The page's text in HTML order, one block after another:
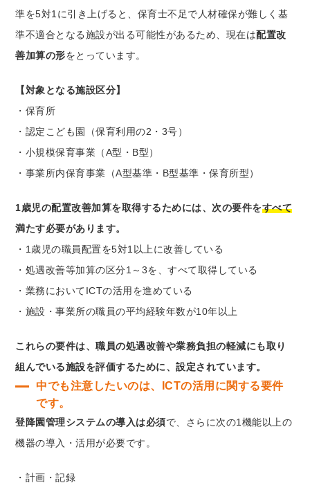
準を5対1に引き上げると、保育士不足で人材確保が難しく基
準不適合となる施設が出る可能性があるため、現在は配置改
善加算の形をとっています。
【対象となる施設区分】
・保育所
・認定こども園（保育利用の2・3号）
・小規模保育事業（A型・B型）
・事業所内保育事業（A型基準・B型基準・保育所型）
1歳児の配置改善加算を取得するためには、次の要件をすべて
満たす必要があります。
・1歳児の職員配置を5対1以上に改善している
・処遇改善等加算の区分1～3を、すべて取得している
・業務においてICTの活用を進めている
・施設・事業所の職員の平均経験年数が10年以上
これらの要件は、職員の処遇改善や業務負担の軽減にも取り
組んでいる施設を評価するために、設定されています。
中でも注意したいのは、ICTの活用に関する要件
です。
登降園管理システムの導入は必須で、さらに次の1機能以上の
機器の導入・活用が必要です。
・計画・記録